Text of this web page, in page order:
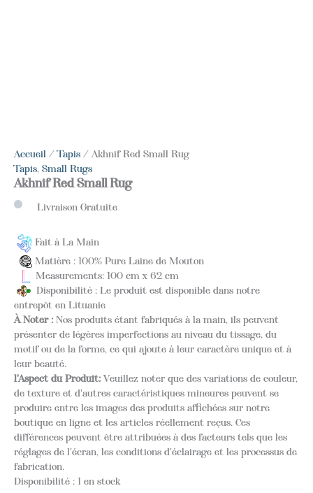
Accueil /Tapis / Akhnif Red Small Rug
Tapis, Small Rugs
Akhnif Red Small Rug
Livraison Gratuite
Fait à La Main
Matière : 100% Pure Laine de Mouton
Measurements: 100 cm x 62 cm
Disponibilité : Le produit est disponible dans notre
entrepôt en Lituanie
À Noter : Nos produits étant fabriqués à la main, ils peuvent
présenter de légères imperfections au niveau du tissage, du
motif ou de la forme, ce qui ajoute à leur caractère unique et à
leur beauté.
l'Aspect du Produit:Veuillez noter que des variations de couleur,
de texture et d'autres caractéristiques mineures peuvent se
produire entre les images des produits affichées sur notre
boutique en ligne et les articles réellement reçus. Ces
différences peuvent être attribuées à des facteurs tels que les
réglages de l'écran, les conditions d'éclairage et les processus de
fabrication.
Disponibilité : 1 en stock